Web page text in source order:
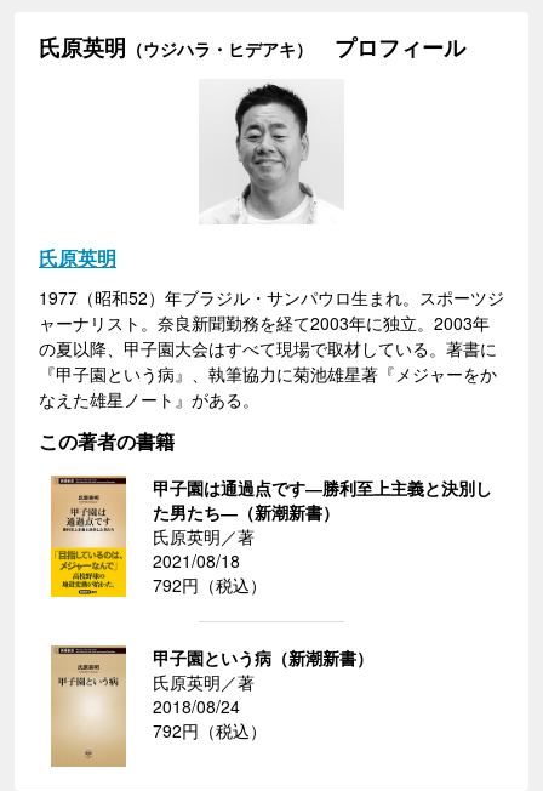
氏原英明 （ウジハラ・ヒデアキ） プロフィール
氏原英明
1977（昭和52）年ブラジル・サンパウロ生まれ。スポーツジ
ャーナリスト。奈良新聞勤務を経て2003年に独立。2003年
の夏以降、甲子園大会はすべて現場で取材している。著書に
『甲子園という病』、執筆協力に菊池雄星著『メジャーをか
なえた雄星ノート』がある。
この著者の書籍
甲子園は通過点です―勝利至上主義と決別し
た男たち―（新潮新書）
氏原英明／著
2021/08/18
792円（税込）
甲子園という病（新潮新書）
氏原英明／著
2018/08/24
792円（税込）